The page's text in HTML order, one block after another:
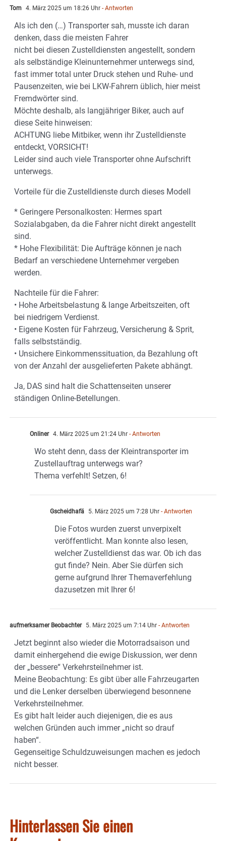
Tom 4. März 2025 um 18:26 Uhr - Antworten
Als ich den (…) Transporter sah, musste ich daran
denken, dass die meisten Fahrer
nicht bei diesen Zustelldiensten angestellt, sondern
als selbständige Kleinunternehmer unterwegs sind,
fast immer total unter Druck stehen und Ruhe- und
Pausenzeiten, wie bei LKW-Fahrern üblich, hier meist
Fremdwörter sind.
Möchte deshalb, als langjähriger Biker, auch auf
diese Seite hinweisen:
ACHTUNG liebe Mitbiker, wenn ihr Zustelldienste
entdeckt, VORSICHT!
Leider sind auch viele Transporter ohne Aufschrift
unterwegs.
Vorteile für die Zustelldienste durch dieses Modell
* Geringere Personalkosten: Hermes spart
Sozialabgaben, da die Fahrer nicht direkt angestellt
sind.
* Hohe Flexibilität: Die Aufträge können je nach
Bedarf an verschiedene Unternehmer vergeben
werden.
Nachteile für die Fahrer:
• Hohe Arbeitsbelastung & lange Arbeitszeiten, oft
bei niedrigem Verdienst.
• Eigene Kosten für Fahrzeug, Versicherung & Sprit,
falls selbstständig.
• Unsichere Einkommenssituation, da Bezahlung oft
von der Anzahl der ausgelieferten Pakete abhängt.
Ja, DAS sind halt die Schattenseiten unserer
ständigen Online-Betellungen.
Onliner 4. März 2025 um 21:24 Uhr - Antworten
Wo steht denn, dass der Kleintransporter im
Zustellauftrag unterwegs war?
Thema verfehlt! Setzen, 6!
Gscheidhafä 5. März 2025 um 7:28 Uhr - Antworten
Die Fotos wurden zuerst unverpixelt
veröffentlicht. Man konnte also lesen,
welcher Zustelldienst das war. Ob ich das
gut finde? Nein. Aber Sie dürfen sich
gerne aufgrund Ihrer Themaverfehlung
dazusetzen mit Ihrer 6!
aufmerksamer Beobachter 5. März 2025 um 7:14 Uhr - Antworten
Jetzt beginnt also wieder die Motorradsaison und
damit einhergehend die ewige Diskussion, wer denn
der „bessere“ Verkehrsteilnehmer ist.
Meine Beobachtung: Es gibt über alle Fahrzeugarten
und die Lenker derselben überwiegend besonnene
Verkehrsteilnehmer.
Es gibt halt leider auch diejenigen, die es aus
welchen Gründen auch immer „nicht so drauf
haben“.
Gegenseitige Schuldzuweisungen machen es jedoch
nicht besser.
Hinterlassen Sie einen